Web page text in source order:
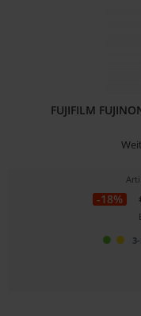
FUJIFILM
-18%